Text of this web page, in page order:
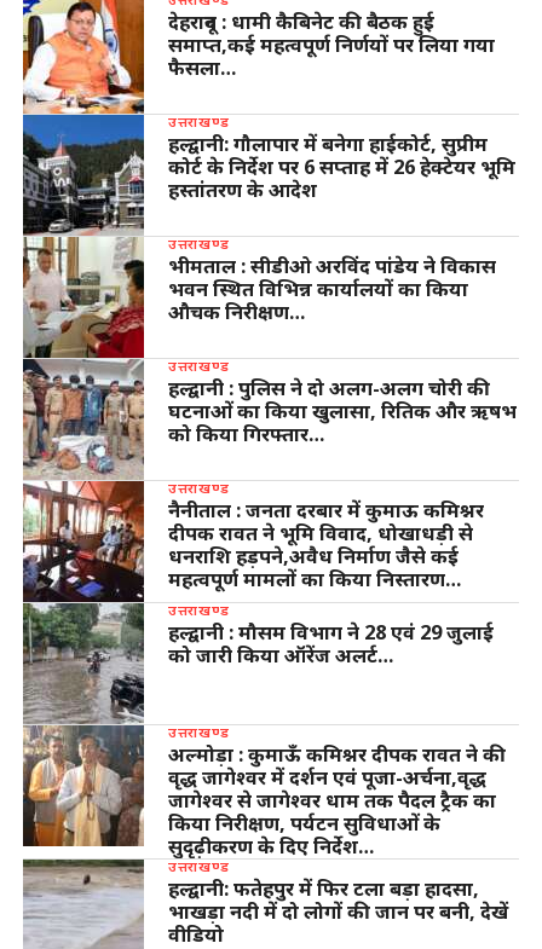
देहरादून : धामी कैबिनेट की बैठक हुई
समाप्त,कई महत्वपूर्ण निर्णयों पर लिया गया
फैसला…
उत्तराखण्ड
हल्द्वानी: गौलापार में बनेगा हाईकोर्ट, सुप्रीम
कोर्ट के निर्देश पर 6 सप्ताह में 26 हेक्टेयर भूमि
हस्तांतरण के आदेश
उत्तराखण्ड
भीमताल : सीडीओ अरविंद पांडेय ने विकास
भवन स्थित विभिन्न कार्यालयों का किया
औचक निरीक्षण…
उत्तराखण्ड
हल्द्वानी : पुलिस ने दो अलग-अलग चोरी की
घटनाओं का किया खुलासा, रितिक और ऋषभ
को किया गिरफ्तार…
उत्तराखण्ड
नैनीताल : जनता दरबार में कुमाऊ कमिश्नर
दीपक रावत ने भूमि विवाद, धोखाधड़ी से
धनराशि हड़पने,अवैध निर्माण जैसे कई
महत्वपूर्ण मामलों का किया निस्तारण…
उत्तराखण्ड
हल्द्वानी : मौसम विभाग ने 28 एवं 29 जुलाई
को जारी किया ऑरेंज अलर्ट…
उत्तराखण्ड
अल्मोड़ा : कुमाऊँ कमिश्नर दीपक रावत ने की
वृद्ध जागेश्वर में दर्शन एवं पूजा-अर्चना,वृद्ध
जागेश्वर से जागेश्वर धाम तक पैदल ट्रैक का
किया निरीक्षण, पर्यटन सुविधाओं के
सुदृढ़ीकरण के दिए निर्देश…
उत्तराखण्ड
हल्द्वानी: फतेहपुर में फिर टला बड़ा हादसा,
भाखड़ा नदी में दो लोगों की जान पर बनी, देखें
वीडियो